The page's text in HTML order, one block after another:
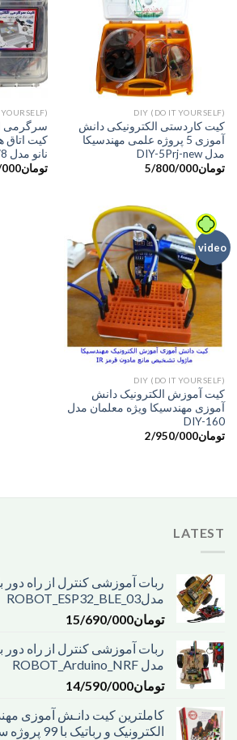
DIY (DO IT YOURSELF)
کیت کاردستی الکترونیکی دانش
آموزی 5 پروژه علمی مهندسیکا
مدل DIY-5Prj-new
تومان5/800/000
سرگرمی
کیت اتاق
نانو مدل AD0078 مهندسیکا
تومان
video
DIY (DO IT YOURSELF)
کیت آموزش الکترونیک دانش
آموزی مهندسیکا ویژه معلمان مدل
DIY-160
تومان2/950/000
LATEST
ربات آموزشی کنترل از راه دور
مدل03_ROBOT_ESP32_BLE
تومان15/690/000
مدل ROBOT_Arduino_NRF
تومان14/590/000
کاملترین کیت دانـش آموزی
الکترونیک و رباتیک با 99 پروژه ساده مدل KIT_99DIY